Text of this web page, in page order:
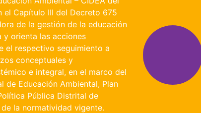
Capítulo III del Decreto 675
de la gestión de la educación
orienta las acciones
el respectivo seguimiento a
conceptuales y
e integral, en el marco del
de Educación Ambiental, Plan
Pública Distrital de
la normatividad vigente.